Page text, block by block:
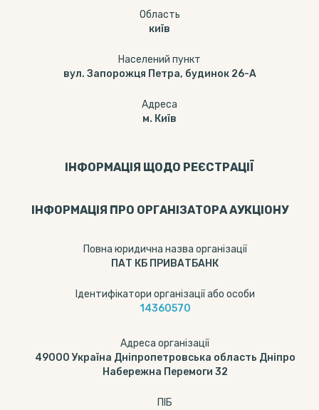
Область
київ
Населений пункт
вул. Запорожця Петра, будинок 26-А
Адреса
м. Київ
ІНФОРМАЦІЯ ЩОДО РЕЄСТРАЦІЇ
ІНФОРМАЦІЯ ПРО ОРГАНІЗАТОРА АУКЦІОНУ
Повна юридична назва організації
ПАТ КБ ПРИВАТБАНК
Ідентифікатори організації або особи
14360570
Адреса організації
49000 Україна Дніпропетровська область Дніпро
Набережна Перемоги 32
ПІБ